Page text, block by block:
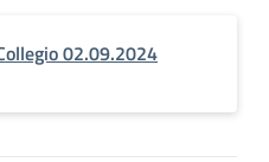
02.09.2024